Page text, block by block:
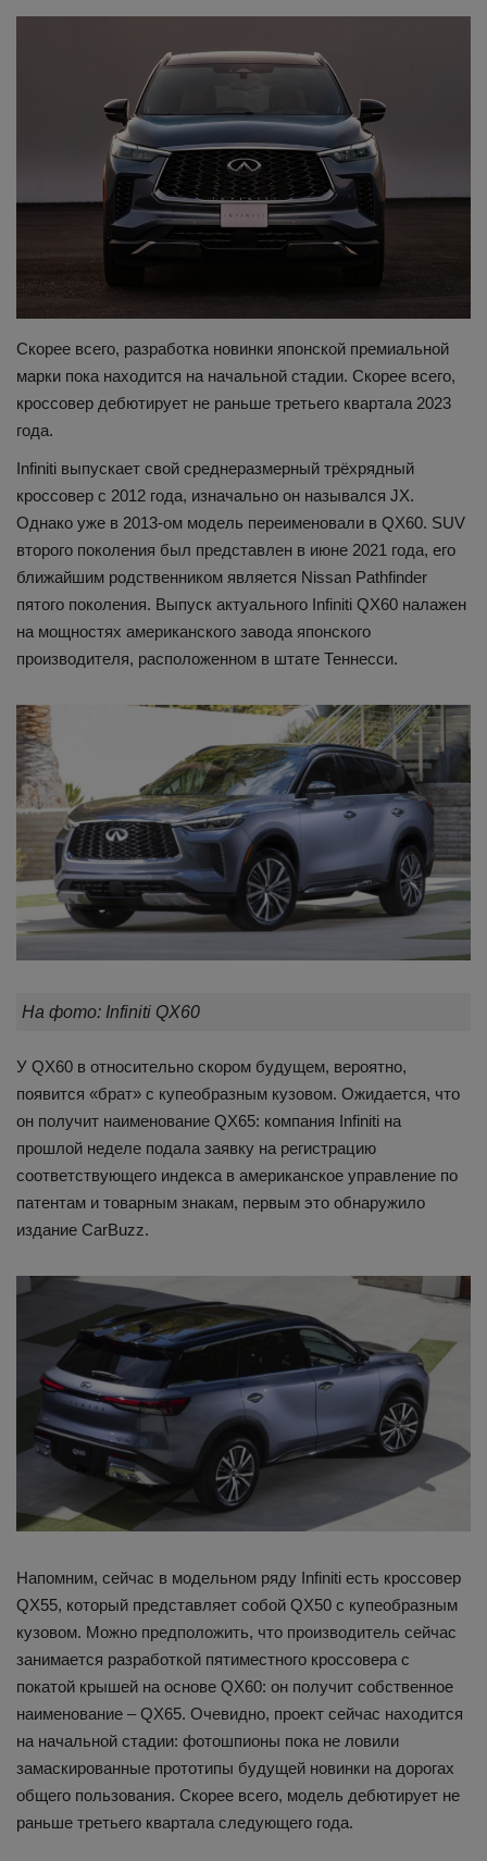
Наука и открытия
Скорее всего, разработка новинки японской премиальной
марки пока находится на начальной стадии. Скорее всего,
кроссовер дебютирует не раньше третьего квартала 2023
года.
Infiniti выпускает свой среднеразмерный трёхрядный
кроссовер с 2012 года, изначально он назывался JX.
Однако уже в 2013-ом модель переименовали в QX60. SUV
второго поколения был представлен в июне 2021 года, его
ближайшим родственником является Nissan Pathfinder
пятого поколения. Выпуск актуального Infiniti QX60 налажен
на мощностях американского завода японского
производителя, расположенном в штате Теннесси.
На фото: Infiniti QX60
У QX60 в относительно скором будущем, вероятно,
появится «брат» с купеобразным кузовом. Ожидается, что
он получит наименование QX65: компания Infiniti на
прошлой неделе подала заявку на регистрацию
соответствующего индекса в американское управление по
патентам и товарным знакам, первым это обнаружило
издание CarBuzz.
Напомним, сейчас в модельном ряду Infiniti есть кроссовер
QX55, который представляет собой QX50 с купеобразным
кузовом. Можно предположить, что производитель сейчас
занимается разработкой пятиместного кроссовера с
покатой крышей на основе QX60: он получит собственное
наименование – QX65. Очевидно, проект сейчас находится
на начальной стадии: фотошпионы пока не ловили
замаскированные прототипы будущей новинки на дорогах
общего пользования. Скорее всего, модель дебютирует не
раньше третьего квартала следующего года.